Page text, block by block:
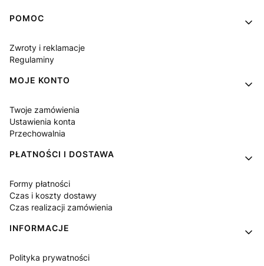
Linki w stopce
POMOC
Zwroty i reklamacje
Regulaminy
MOJE KONTO
Twoje zamówienia
Ustawienia konta
Przechowalnia
PŁATNOŚCI I DOSTAWA
Formy płatności
Czas i koszty dostawy
Czas realizacji zamówienia
INFORMACJE
Polityka prywatności